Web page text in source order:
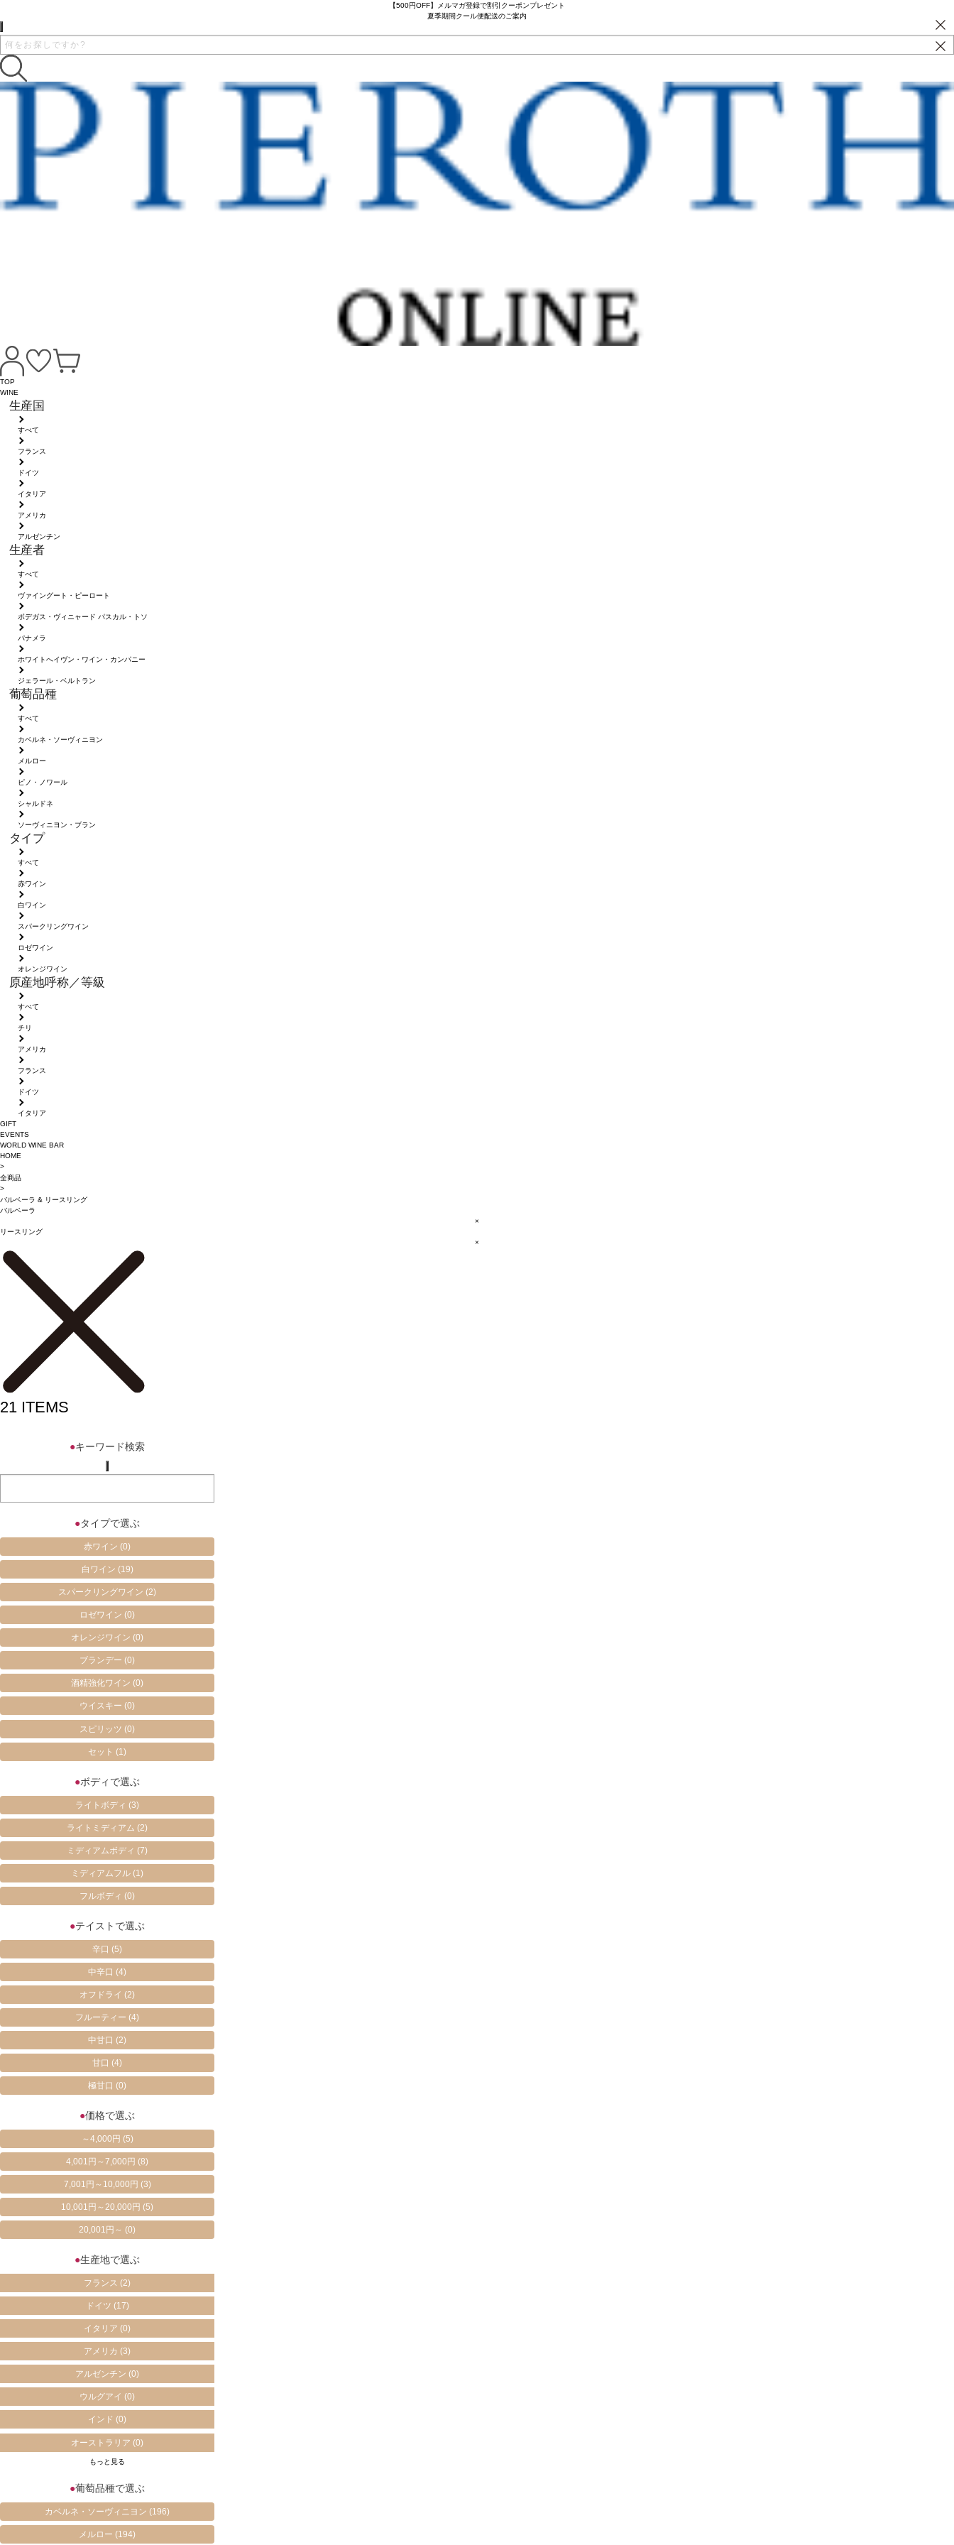
【500円OFF】メルマガ登録で割引クーポンプレゼント
夏季期間クール便配送のご案内
TOP
WINE
生産国
すべて
フランス
ドイツ
イタリア
アメリカ
アルゼンチン
生産者
すべて
ヴァイングート・ピーロート
ボデガス・ヴィニャード パスカル・トソ
パナメラ
ホワイトへイヴン・ワイン・カンパニー
ジェラール・ベルトラン
葡萄品種
すべて
カベルネ・ソーヴィニヨン
メルロー
ピノ・ノワール
シャルドネ
ソーヴィニヨン・ブラン
タイプ
すべて
赤ワイン
白ワイン
スパークリングワイン
ロゼワイン
オレンジワイン
原産地呼称／等級
すべて
チリ
アメリカ
フランス
ドイツ
イタリア
GIFT
EVENTS
WORLD WINE BAR
HOME
>
全商品
>
バルベーラ & リースリング
バルベーラ
×
リースリング
×
21ITEMS
●キーワード検索
●タイプで選ぶ
赤ワイン(0)
白ワイン (19)
スパークリングワイン(2)
ロゼワイン(0)
オレンジワイン(0)
ブランデー(0)
酒精強化ワイン(0)
ウイスキー(0)
スピリッツ(0)
セット(1)
●ボディで選ぶ
ライトボディ(3)
ライトミディアム(2)
ミディアムボディ(7)
ミディアムフル(1)
フルボディ(0)
●テイストで選ぶ
辛口(5)
中辛口(4)
オフドライ(2)
フルーティー(4)
中甘口(2)
甘口(4)
極甘口(0)
●価格で選ぶ
～4,000円 (5)
4,001円～7,000円(8)
7,001円～10,000円 (3)
10,001円～20,000円(5)
20,001円～(0)
●生産地で選ぶ
フランス(2)
ドイツ (17)
イタリア(0)
アメリカ(3)
アルゼンチン(0)
ウルグアイ(0)
インド(0)
オーストラリア(0)
もっと見る
●葡萄品種で選ぶ
カベルネ・ソーヴィニヨン(196)
メルロー(194)